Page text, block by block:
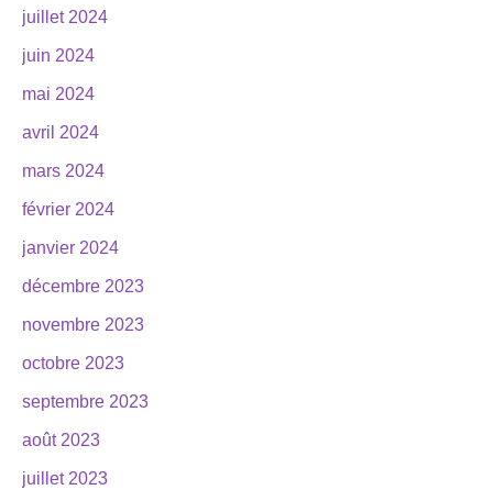
juillet 2024
juin 2024
mai 2024
avril 2024
mars 2024
février 2024
janvier 2024
décembre 2023
novembre 2023
octobre 2023
septembre 2023
août 2023
juillet 2023